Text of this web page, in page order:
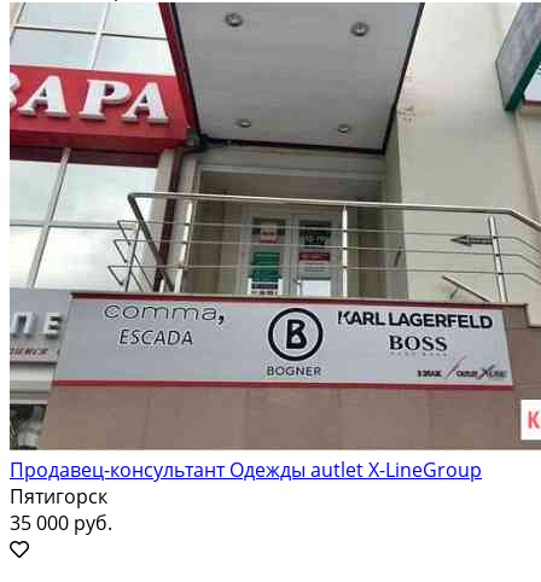
Продавец-консультант Одежды autlet X-LineGroup
Пятигорск
35 000 руб.